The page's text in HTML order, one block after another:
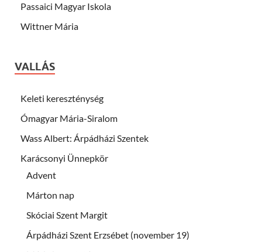
Passaici Magyar Iskola
Wittner Mária
VALLÁS
Keleti kereszténység
Ómagyar Mária-Siralom
Wass Albert: Árpádházi Szentek
Karácsonyi Ünnepkör
Advent
Márton nap
Skóciai Szent Margit
Árpádházi Szent Erzsébet (november 19)